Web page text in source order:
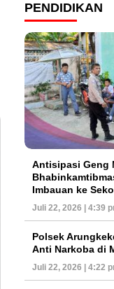
PENDIDIKAN
Antisipasi Geng
Imbauan ke
Juli 22, 2026 | 4:39
Polsek
Anti Narkoba di
Juli 22, 2026 | 4:22